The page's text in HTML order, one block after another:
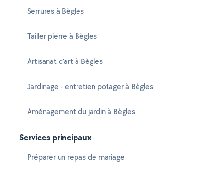
Serrures à Bègles
Tailler pierre à Bègles
Artisanat d'art à Bègles
Jardinage - entretien potager à Bègles
Aménagement du jardin à Bègles
Services principaux
Préparer un repas de mariage